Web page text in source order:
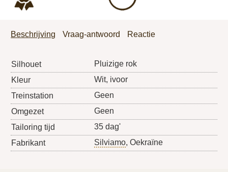
Beschrijving Vraag-antwoord Reactie
Silhouet
Pluizige rok
Kleur
Wit, ivoor
Treinstation
Geen
Omgezet
Geen
Tailoring tijd
35 dag'
Fabrikant
Silviamo, Oekraïne